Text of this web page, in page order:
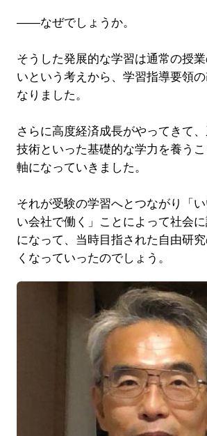
――なぜでしょうか。
そうした発展的な学習は通常の授
いという考えから、学習指導要領の
なりました。
さらに高度経済成長がやってきて、
技術といった基礎的な学力を養う
軸になっていきました。
それが受験の学習へとつながり「
い会社で働く」ことによって社会
になって、当時目指された自由研
くなっていったのでしょう。